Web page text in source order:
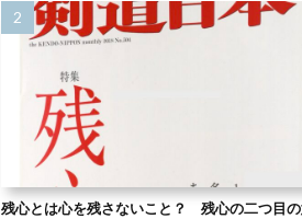
残心とは心を残さないこと？ 残心の二つ目